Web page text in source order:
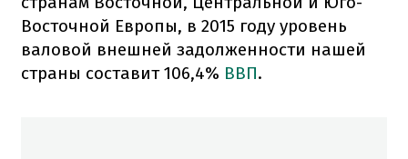
Восточной Европы, в 2015 году уровень
валовой внешней задолженности нашей
страны составит 106,4% ВВП.